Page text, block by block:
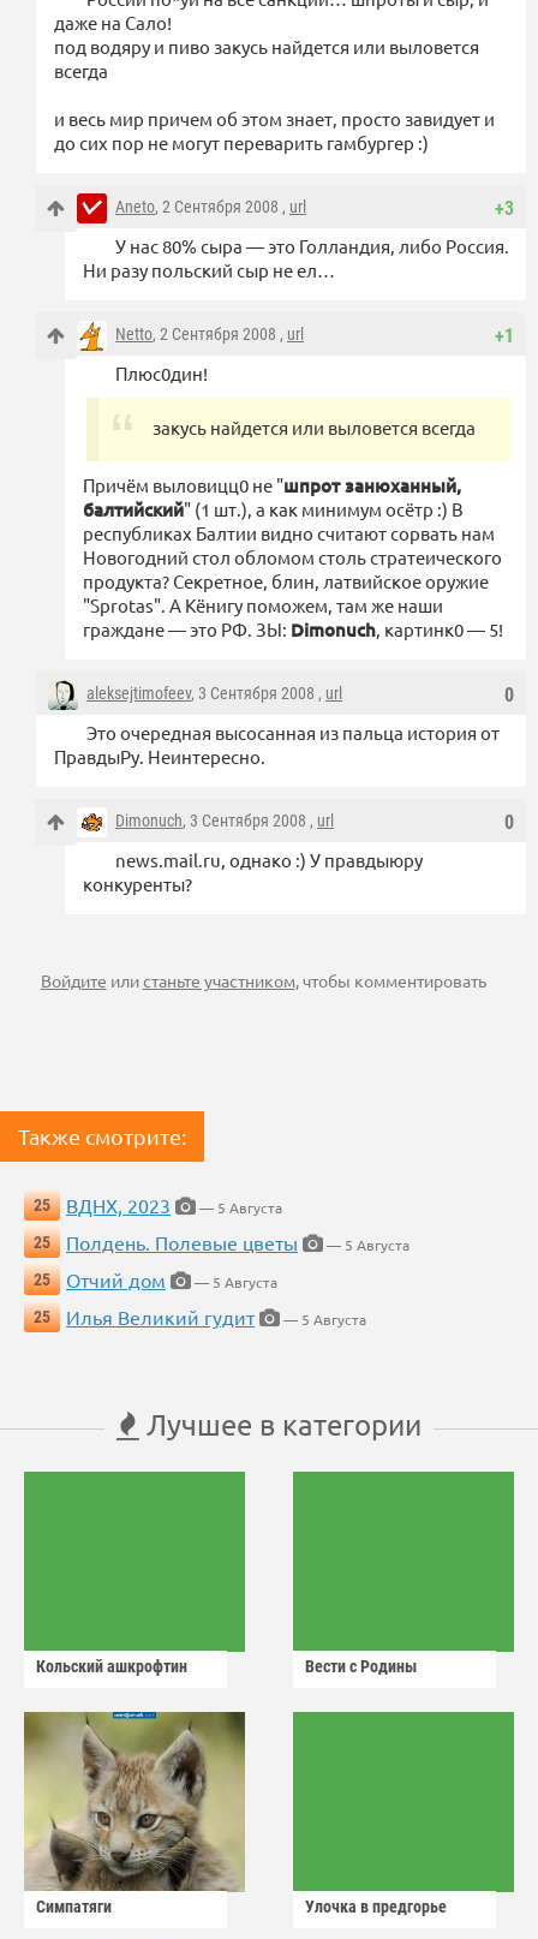
даже на Сало!
под водяру и пиво закусь найдется или выловется
всегда
и весь мир причем об этом знает, просто завидует и
до сих пор не могут переварить гамбургер :)
+3
Aneto, 2 Сентября 2008 , url
У нас 80% сыра — это Голландия, либо Россия.
Ни разу польский сыр не ел…
+1
Netto, 2 Сентября 2008 , url
Плюс0дин!
закусь найдется или выловется всегда
Причём выловицц0 не "шпрот занюханный,
балтийский" (1 шт.), а как минимум осётр :) В
республиках Балтии видно считают сорвать нам
Новогодний стол обломом столь стратеического
продукта? Секретное, блин, латвийское оружие
"Sprotas". А Кёнигу поможем, там же наши
граждане — это РФ. ЗЫ: Dimonuch, картинк0 — 5!
0
aleksejtimofeev, 3 Сентября 2008 , url
Это очередная высосанная из пальца история от
ПравдыРу. Неинтересно.
0
Dimonuch, 3 Сентября 2008 , url
news.mail.ru, однако :) У правдыюру
конкуренты?
Войдите илистаньте участником, чтобы комментировать
Также смотрите:
25 ВДНХ, 2023
— 5 Августа
25
Полдень. Полевые цветы
— 5 Августа
25
Отчий дом
— 5 Августа
25
Илья Великий гудит — 5 Августа
Лучшее в категории
Кольский ашкрофтин Вести с Родины
Симпатяги Улочка в предгорье